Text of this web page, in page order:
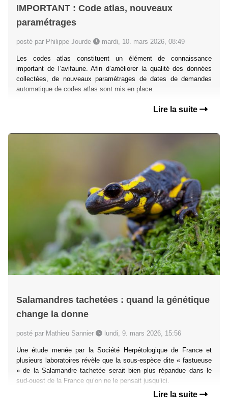
IMPORTANT : Code atlas, nouveaux
paramétrages
posté par Philippe Jourde mardi, 10. mars 2026, 08:49
Les codes atlas constituent un élément de connaissance
important de l’avifaune. Afin d’améliorer la qualité des données
collectées, de nouveaux paramétrages de dates de demandes
automatique de codes atlas sont mis en place.
Lire la suite
Salamandres tachetées : quand la génétique
change la donne
posté par Mathieu Sannier lundi, 9. mars 2026, 15:56
Une étude menée par la Société Herpétologique de France et
plusieurs laboratoires révèle que la sous-espèce dite « fastueuse
» de la Salamandre tachetée serait bien plus répandue dans le
sud-ouest de la France qu’on ne le pensait jusqu’ici.
Lire la suite